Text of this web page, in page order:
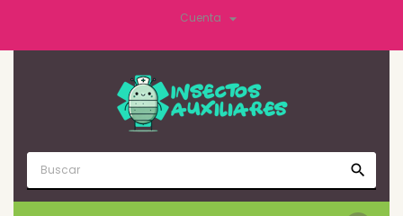
Cuenta 
search